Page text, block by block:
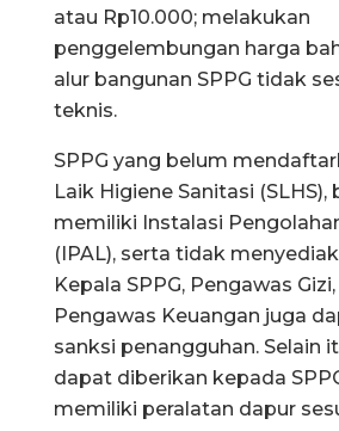
atau Rp10.000; melakukan
penggelembungan harga
alur bangunan SPPG tidak
teknis.
SPPG yang belum
Laik Higiene Sanitasi (SLHS),
memiliki Instalasi
(IPAL), serta tidak
Kepala SPPG, Pengawas
Pengawas Keuangan juga
sanksi penangguhan. Selain
dapat diberikan kepada
memiliki peralatan dapur